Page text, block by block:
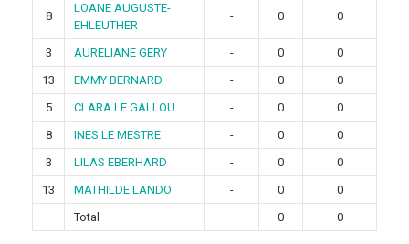
8
LOANE AUGUSTE-
EHLEUTHER
- 0 0
3 AURELIANE GERY - 0
0
13
EMMY BERNARD - 0
0
5
CLARA LE GALLOU - 0
0
8
INES LE MESTRE - 0
0
3
LILAS EBERHARD - 0
0
13
MATHILDE LANDO - 0
0
Total
0 0